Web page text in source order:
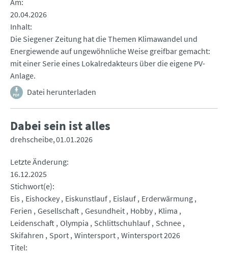
Am
20.04.2026
Inhalt
Die Siegener Zeitung hat die Themen Klimawandel und
Energiewende auf ungewöhnliche Weise greifbar gemacht:
mit einer Serie eines Lokalredakteurs über die eigene PV-
Anlage.
Datei herunterladen
Dabei sein ist alles
drehscheibe 01.01.2026
Letzte Änderung
16.12.2025
Stichwort(e)
Eis
Eishockey Eiskunstlauf Eislauf Erderwärmung
Ferien Gesellschaft Gesundheit Hobby Klima
Leidenschaft Olympia Schlittschuhlauf Schnee
Skifahren
Sport Wintersport Wintersport 2026
Titel